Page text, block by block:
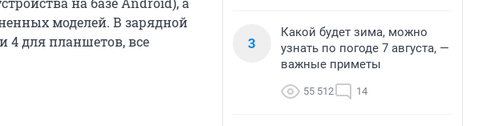
моделей. В зарядной
4 для планшетов, все
3
Какой будет зима, можно
узнать по погоде 7 августа, —
важные приметы
55 512 14